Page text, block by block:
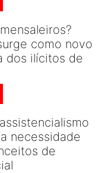
como novo
dos ilícitos de
necessidade
de